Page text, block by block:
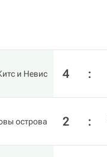
и Невис 4 :
острова 2 :